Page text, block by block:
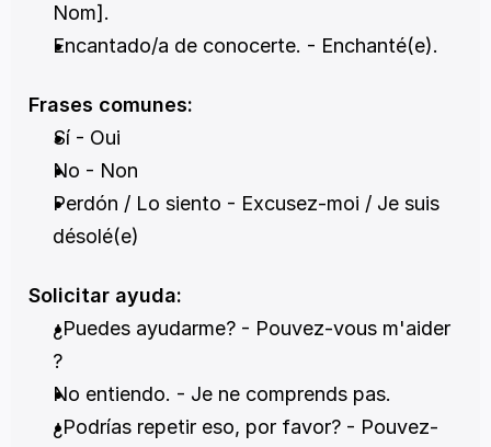
Nom].
Encantado/a de conocerte. - Enchanté(e).
Frases comunes:
Sí - Oui
No - Non
Perdón / Lo siento - Excusez-moi / Je suis
désolé(e)
Solicitar ayuda:
¿Puedes ayudarme? - Pouvez-vous m'aider
?
No entiendo. - Je ne comprends pas.
¿Podrías repetir eso, por favor? - Pouvez-